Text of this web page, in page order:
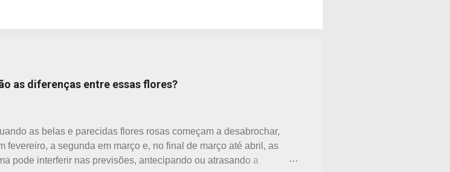
as diferenças entre essas flores?
as belas e parecidas flores rosas começam a desabrochar,
fevereiro, a segunda em março e, no final de março até abril, as
pode interferir nas previsões, antecipando ou atrasando a